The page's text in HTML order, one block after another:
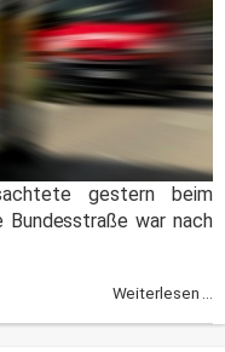
gestern beim
Bundesstraße war nach
Weiterlesen ...